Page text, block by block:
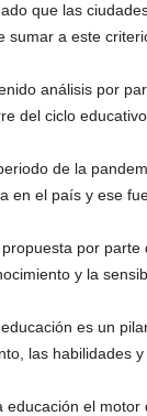
que las
sumar a este
análisis por
del ciclo
de la
en el país y ese
por
y la
es un
las habilidades
educación el